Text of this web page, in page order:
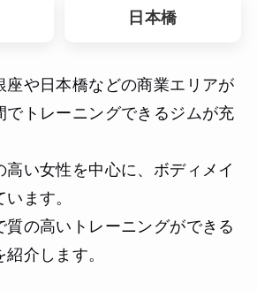
日本橋
座や日本橋などの商業エリアが
でトレーニングできるジムが充
高い女性を中心に、ボディメイ
ます。
質の高いトレーニングができる
介します。